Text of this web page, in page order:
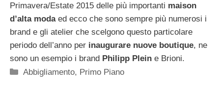
Primavera/Estate 2015 delle più importanti maison
d’alta moda ed ecco che sono sempre più numerosi i
brand e gli atelier che scelgono questo particolare
periodo dell’anno per inaugurare nuove boutique, ne
sono un esempio i brand Philipp Plein e Brioni.
Categorie
Abbigliamento, Primo Piano